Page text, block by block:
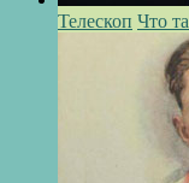
Телескоп Что